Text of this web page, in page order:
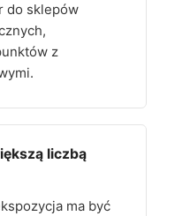
do sklepów
z
liczbą
ma być